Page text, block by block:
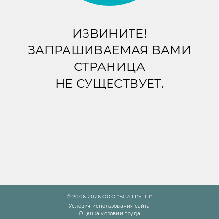
ИЗВИНИТЕ!
ЗАПРАШИВАЕМАЯ ВАМИ
СТРАНИЦА
НЕ СУЩЕСТВУЕТ.
© 2006–2026 ООО "БСА-ГРУПП"
Условия использования сайта
Оценка условий труда